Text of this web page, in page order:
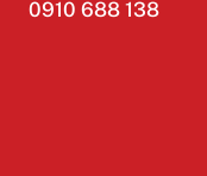
0910 688 138